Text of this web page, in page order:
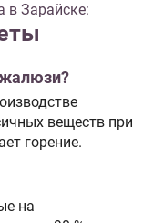
в Зарайске:
веществ при
горение.
на